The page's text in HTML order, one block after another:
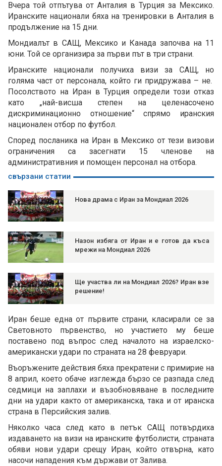
Вчера той отпътува от Анталия в Турция за Мексико.
Иранските национали бяха на тренировки в Анталия в
продължение на 15 дни.
Мондиалът в САЩ, Мексико и Канада започва на 11
юни. Той се организира за първи път в три страни.
Иранските национали получиха визи за САЩ, но
голяма част от персонала, който ги придружава – не.
Посолството на Иран в Турция определи този отказ
като „най-висша степен на целенасочено
дискриминационно отношение“ спрямо иранския
национален отбор по футбол.
Според посланика на Иран в Мексико от тези визови
ограничения са засегнати 15 членове на
административния и помощен персонал на отбора.
свързани статии
Нова драма с Иран за Мондиал 2026
Назон избяга от Иран и е готов да къса
мрежи на Мондиал 2026
Ще участва ли на Мондиал 2026? Иран взе
решение!
Иран беше една от първите страни, класирали се за
Световното първенство, но участието му беше
поставено под въпрос след началото на израелско-
американски удари по страната на 28 февруари.
Въоръжените действия бяха прекратени с примирие на
8 април, което обаче изглежда бързо се разпада след
седмици на заплахи и възобновяване в последните
дни на удари както от американска, така и от иранска
страна в Персийския залив.
Няколко часа след като в петък САЩ потвърдиха
издаването на визи на иранските футболисти, страната
обяви нови удари срещу Иран, който отвърна, като
насочи нападения към държави от Залива.